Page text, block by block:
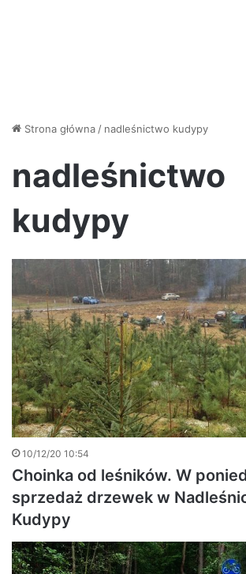
Strona główna / nadleśnictwo kudypy
nadleśnictwo
kudypy
10/12/20 10:54
Choinka od leśników. W
sprzedaż drzewek w
Kudypy